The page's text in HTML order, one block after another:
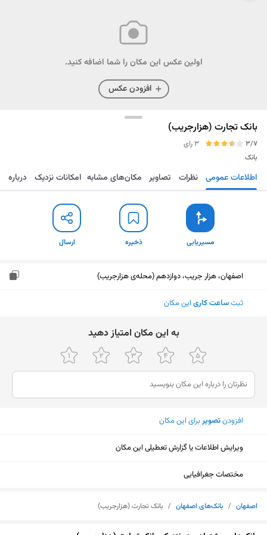
اولین عکس این مکان را شما اضافه کنید.
افزودن عکس
بانک تجارت (هزارجریب)
3/7
3 رای
بانک
مسیریابی ذخیره ارسال اطلاعات عمومی نظرات تصاویر مکان‌های مشابه امکانات نزدیک درباره
مسیریابی ذخیره ارسال
اصفهان، هزار جریب، دوازدهم (محله‌ی هزارجریب)
ثبتساعت کاری این مکان
ﺑﻪ اﯾﻦ ﻣﮑﺎن اﻣﺘﯿﺎز دﻫﯿﺪ
افزودنتصویربرای این مکان
ویرایش اطلاعات یا گزارش تعطیلی این مکان
مختصات جغرافیایی
اصفهان / بانک‌های اصفهان / بانک تجارت (هزارجریب)